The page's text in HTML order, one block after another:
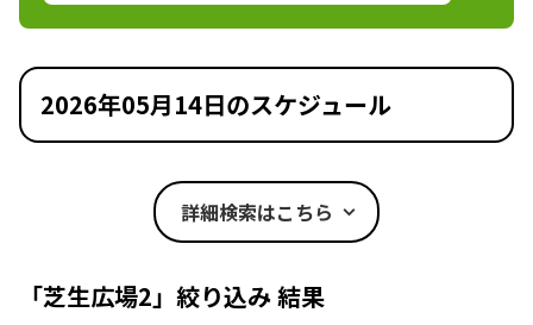
2026年05月14日のスケジュール
詳細検索はこちら
「芝生広場2」絞り込み 結果